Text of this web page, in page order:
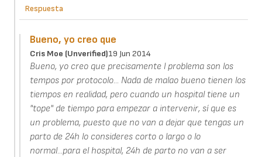
Respuesta
Bueno, yo creo que
Cris Moe (unverified)19 Jun 2014
Bueno, yo creo que precisamente l problema son los
tempos por protocolo... Nada de malao bueno tienen los
tiempos en realidad, pero cuando un hospital tiene un
"tope" de tiempo para empezar a intervenir, sí que es
un problema, puesto que no van a dejar que tengas un
parto de 24h lo consideres corto o largo o lo
normal...para el hospital, 24h de parto no van a ser